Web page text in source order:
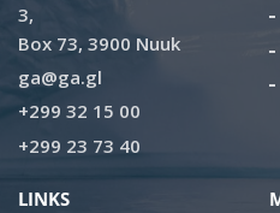
3,
Box 73, 3900 Nuuk
ga@ga.gl
+299 32 15 00
+299 23 73 40
LINKS